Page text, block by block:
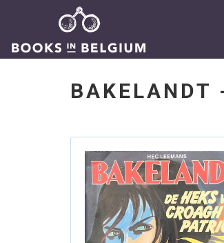
BAKELANDT